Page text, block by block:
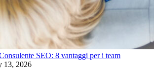
SEO: 8 vantaggi per i team
13, 2026